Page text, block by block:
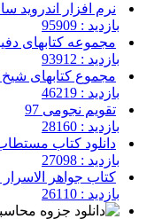
نرم افزار
بازدید : 95909
مجموعه کتابهای
بازدید : 93912
مجموع کتابهای شیخ
بازدید : 46219
تقویم نجومی 97
بازدید : 28160
دانلود کتاب
بازدید : 27098
کتاب جواهر الاسرار
بازدید : 26110